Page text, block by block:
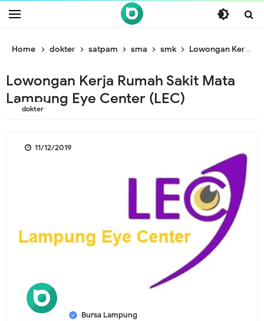
/* ganti br end */
Home dokter satpam sma smk Lowongan Kerja Rumah Sakit Mata Lampung Eye Center (LEC)
Lowongan Kerja Rumah Sakit Mata
Lampung Eye Center (LEC)
dokter
Bursa Lampung
11/12/2019